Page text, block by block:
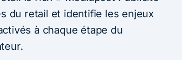
du retail et identifie les enjeux
à chaque étape du